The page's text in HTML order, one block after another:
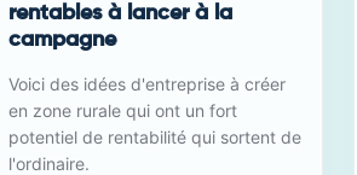
rentables à lancer à la
campagne
Voici des idées d'entreprise à créer
en zone rurale qui ont un fort
potentiel de rentabilité qui sortent de
l'ordinaire.